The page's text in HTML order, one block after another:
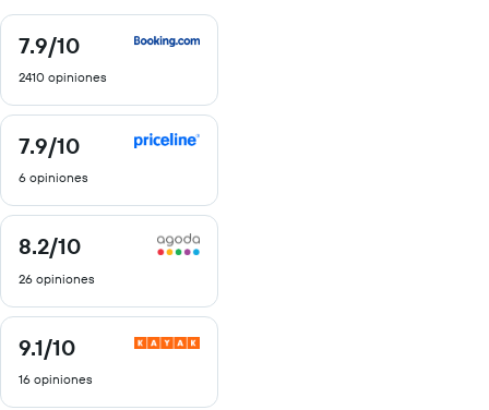
7.9/10
7.9
10
2410 opiniones
7.9/10
7.9
10
6 opiniones
8.2/10
8.2
10
26 opiniones
9.1/10
9.1
10
16 opiniones